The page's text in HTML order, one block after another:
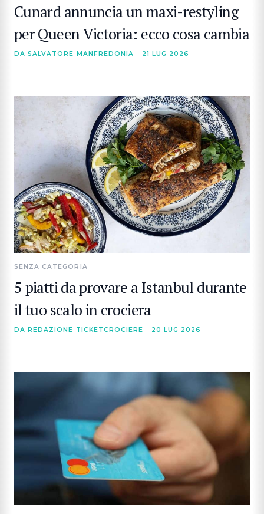
Cunard annuncia un maxi-restyling
per Queen Victoria: ecco cosa cambia
DA SALVATORE MANFREDONIA 21 LUG 2026
SENZA CATEGORIA
5 piatti da provare a Istanbul durante
il tuo scalo in crociera
DA REDAZIONE TICKETCROCIERE 20 LUG 2026